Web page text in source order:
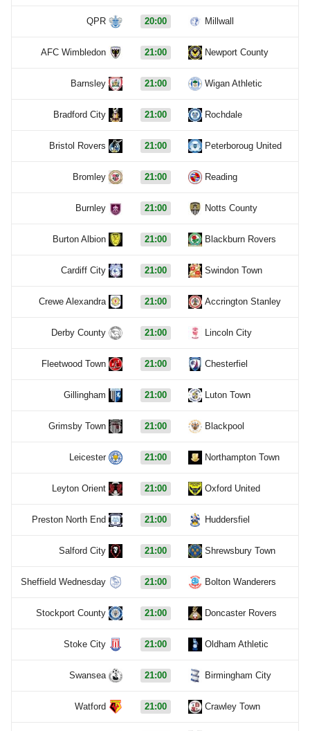
QPR 20:00 Millwall
AFC Wimbledon 21:00 Newport County
Barnsley 21:00 Wigan Athletic
Bradford City 21:00 Rochdale
Bristol Rovers 21:00 Peterboroug United
Bromley 21:00 Reading
Burnley 21:00 Notts County
Burton Albion 21:00 Blackburn Rovers
Cardiff City 21:00 Swindon Town
Crewe Alexandra 21:00 Accrington Stanley
Derby County 21:00 Lincoln City
Fleetwood Town 21:00 Chesterfiel
Gillingham 21:00 Luton Town
Grimsby Town 21:00 Blackpool
Leicester 21:00 Northampton Town
Leyton Orient 21:00 Oxford United
Preston North End 21:00 Huddersfiel
Salford City 21:00 Shrewsbury Town
Sheffield Wednesday 21:00 Bolton Wanderers
Stockport County 21:00 Doncaster Rovers
Stoke City 21:00 Oldham Athletic
Swansea 21:00 Birmingham City
Watford 21:00 Crawley Town